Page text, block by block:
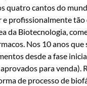
quatro cantos do
profissionalmente tão
da Biotecnologia,
Nos 10 anos
desde a fase
para
de processo de